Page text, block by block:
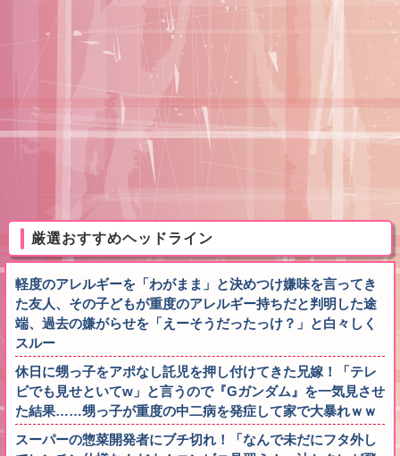
厳選おすすめヘッドライン
軽度のアレルギーを「わがまま」と決めつけ嫌味を言ってき
た友人、その子どもが重度のアレルギー持ちだと判明した途
端、過去の嫌がらせを「えーそうだったっけ？」と白々しく
スルー
休日に甥っ子をアポなし託児を押し付けてきた兄嫁！「テレ
ビでも見せといてw」と言うので『Gガンダム』を一気見させ
た結果……甥っ子が重度の中二病を発症して家で大暴れｗｗ
スーパーの惣菜開発者にブチ切れ！「なんで未だにフタ外し